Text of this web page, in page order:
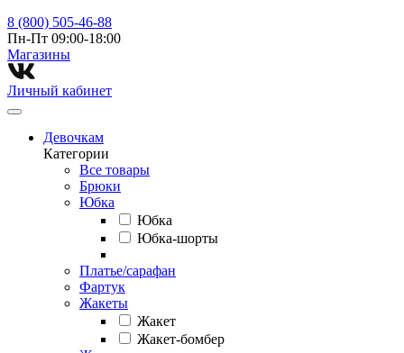
8 (800) 505-46-88
Пн-Пт 09:00-18:00
Магазины⁠
Личный кабинет
Девочкам
Категории
Все товары
Брюки
Юбка
Юбка
Юбка-шорты
Платье/сарафан
Фартук
Жакеты
Жакет
Жакет-бомбер